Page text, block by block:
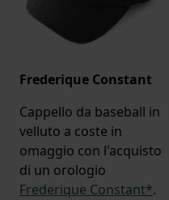
Frederique Constant
Cappello da baseball in
velluto a coste in
omaggio con l'acquisto
di un orologio
Frederique Constant*.